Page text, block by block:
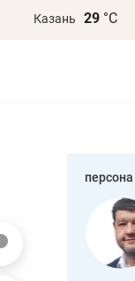
Казань 29 °С
персона